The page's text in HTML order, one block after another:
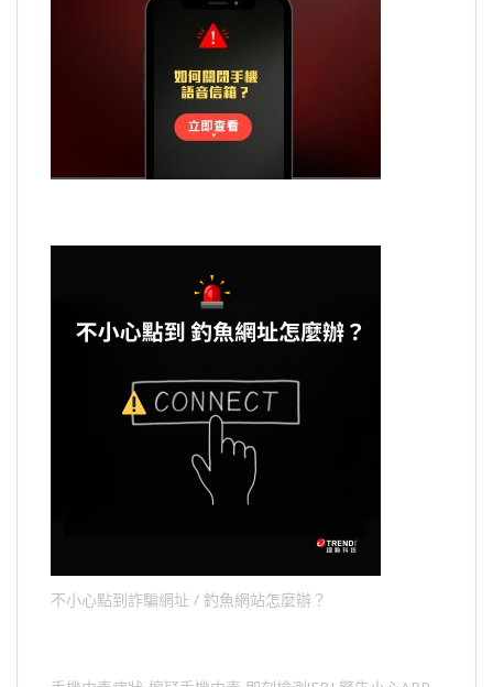
不小心點到詐騙網址 / 釣魚網站怎麼辦？